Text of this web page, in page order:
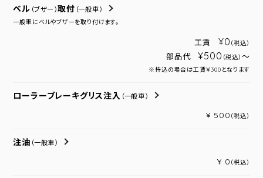
ベル （ブザー）取付 （一般車）
一般車にベルやブザーを取り付けます。
工賃 ¥0 （税込）
部品代 ¥500 （税込） ～
※持込の場合は工賃￥300となります
ローラーブレーキグリス注入 （一般車）
¥ 500 （税込）
注油 （一般車）
¥ 0 （税込）